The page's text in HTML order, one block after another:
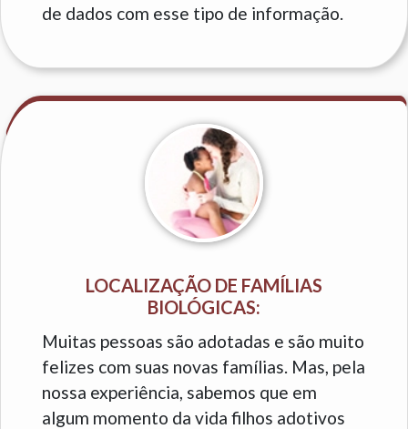
de dados com esse tipo de informação.
LOCALIZAÇÃO DE FAMÍLIAS
BIOLÓGICAS:
Muitas pessoas são adotadas e são muito
felizes com suas novas famílias. Mas, pela
nossa experiência, sabemos que em
algum momento da vida filhos adotivos